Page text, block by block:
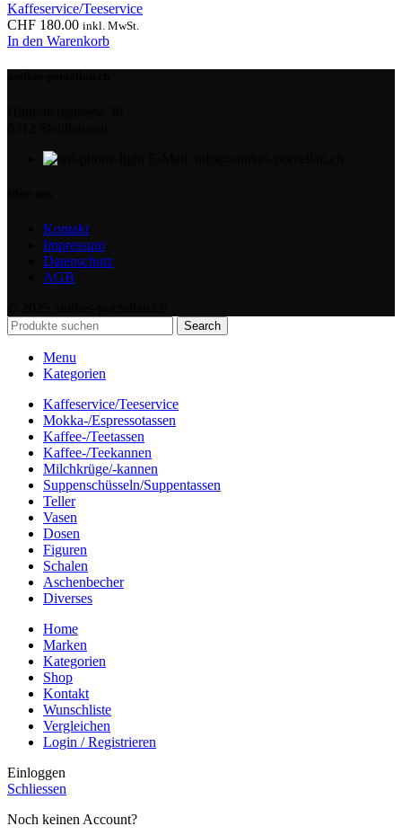
Kaffeservice/Teeservice
CHF 180.00 inkl. MwSt.
In den Warenkorb
Kontakt
Impressum
Datenschutz
AGB
Search
Menu
Kategorien
Kaffeservice/Teeservice
Mokka-/Espressotassen
Kaffee-/Teetassen
Kaffee-/Teekannen
Milchkrüge/-kannen
Suppenschüsseln/Suppentassen
Teller
Vasen
Dosen
Figuren
Schalen
Aschenbecher
Diverses
Home
Marken
Kategorien
Shop
Kontakt
Wunschliste
Vergleichen
Login / Registrieren
Einloggen
Schliessen
Noch keinen Account?